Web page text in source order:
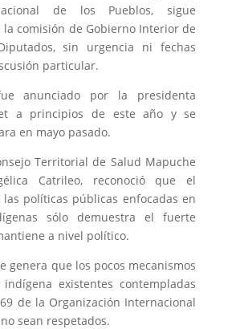
de los Pueblos, sigue
comisión de Gobierno Interior de
sin urgencia ni fechas
particular.
anunciado por la presidenta
a principios de este año y se
en mayo pasado.
Territorial de Salud Mapuche
Catrileo, reconoció que el
políticas públicas enfocadas en
sólo demuestra el fuerte
a nivel político.
genera que los pocos mecanismos
existentes contempladas
de la Organización Internacional
sean respetados.